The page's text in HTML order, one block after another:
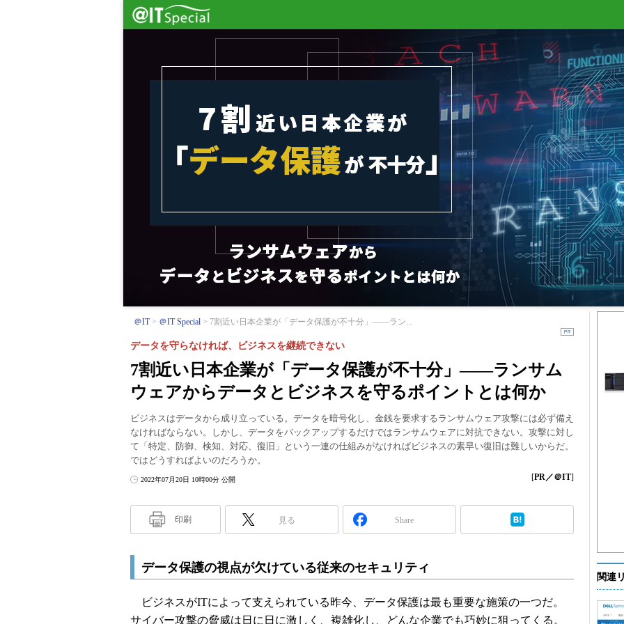
＠IT ＠IT Special 7割近い日本企業が「データ保護が不十分」――ラン...
7割近い日本企業が「データ保護が不十分」――ランサム
ウェアからデータとビジネスを守るポイントとは何か
データを守らなければ、ビジネスを継続できない
ビジネスはデータから成り立っている。データを暗号化し、金銭を要求するランサムウェア攻撃には必ず備え
なければならない。しかし、データをバックアップするだけではランサムウェアに対抗できない。攻撃に対し
て「特定、防御、検知、対応、復旧」という一連の仕組みがなければビジネスの素早い復旧は難しいからだ。
ではどうすればよいのだろうか。
2022年07月20日 10時00分 公開 [PR／＠IT]
印刷 見る Share
データ保護の視点が欠けている従来のセキュリティ
ビジネスがITによって支えられている昨今、データ保護は最も重要な施策の一つだ。
サイバー攻撃の脅威は日に日に激しく、複雑化し、どんな企業でも巧妙に狙ってくる。
関連